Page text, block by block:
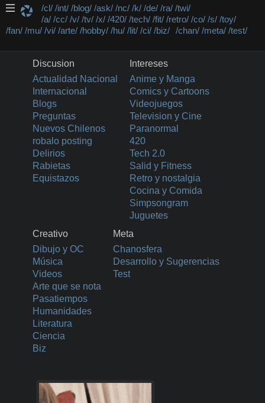
/cl/ /int/ /blog/ /ask/ /nc/ /k/ /de/ /ra/ /twi/
/a/ /cc/ /v/ /tv/ /x/ /420/ /tech/ /fit/ /retro/ /co/ /s/ /toy/
/fan/ /mu/ /vi/ /arte/ /hobby/ /hu/ /lit/ /ci/ /biz/ /chan/ /meta/ /test/
Discusion
Actualidad Nacional
Internacional
Blogs
Preguntas
Nuevos Chilenos
robalo posting
Delirios
Rabietas
Equistazos
Intereses
Anime y Manga
Comics y Cartoons
Videojuegos
Television y Cine
Paranormal
420
Tech 2.0
Salid y Fitness
Retro y nostalgia
Cocina y Comida
Simpsongram
Juguetes
Creativo
Dibujo y OC
Música
Videos
Arte que se nota
Pasatiempos
Humanidades
Literatura
Ciencia
Biz
Meta
Chanosfera
Desarrollo y Sugerencias
Test